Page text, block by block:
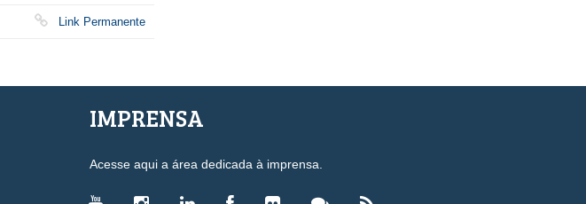
Link Permanente
IMPRENSA
Acesse aqui a área dedicada à imprensa.